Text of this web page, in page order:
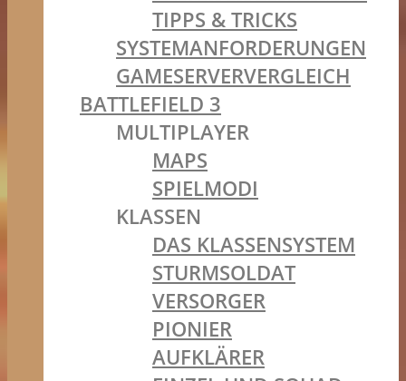
TIPPS & TRICKS
SYSTEMANFORDERUNGEN
GAMESERVERVERGLEICH
BATTLEFIELD 3
MULTIPLAYER
MAPS
SPIELMODI
KLASSEN
DAS KLASSENSYSTEM
STURMSOLDAT
VERSORGER
PIONIER
AUFKLÄRER